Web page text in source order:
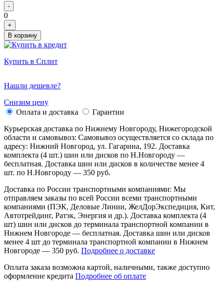
-
0
+
В корзину
Купить в Сплит
Нашли дешевле?
Снизим цену
Оплата и доставка
Гарантии
Курьерская доставка по Нижнему Новгороду, Нижегородской
области и самовывоз: Самовывоз осуществляется со склада по
адресу: Нижний Новгород, ул. Гагарина, 192. Доставка
комплекта (4 шт.) шин или дисков по Н.Новгороду —
бесплатная. Доставка шин или дисков в количестве менее 4
шт. по Н.Новгороду — 350 руб.
Доставка по России транспортными компаниями: Мы
отправляем заказы по всей России всеми транспортными
компаниями (ПЭК, Деловые Линии, ЖелДорЭкспедиция, Кит,
Автотрейдинг, Ратэк, Энергия и др.). Доставка комплекта (4
шт) шин или дисков до терминала транспортной компании в
Нижнем Новгороде — бесплатная. Доставка шин или дисков
менее 4 шт до терминала транспортной компании в Нижнем
Новгороде — 350 руб. Подробнее о доставке
Оплата заказа возможна картой, наличными, также доступно
оформление кредита Подробнее об оплате